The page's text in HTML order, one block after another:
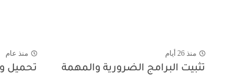
منذ 26 أيام
تثبيت البرامج الضرورية والمهمة
منذ عام